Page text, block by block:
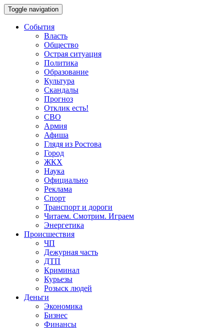
Toggle navigation
События
Власть
Общество
Острая ситуация
Политика
Образование
Культура
Скандалы
Прогноз
Отклик есть!
СВО
Армия
Афиша
Глядя из Ростова
Город
ЖКХ
Наука
Официально
Реклама
Спорт
Транспорт и дороги
Читаем. Смотрим. Играем
Энергетика
Происшествия
ЧП
Дежурная часть
ДТП
Криминал
Курьезы
Розыск людей
Деньги
Экономика
Бизнес
Финансы